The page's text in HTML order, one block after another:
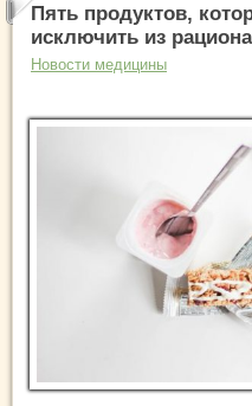
Пять продуктов,
исключить из рациона
Новости медицины